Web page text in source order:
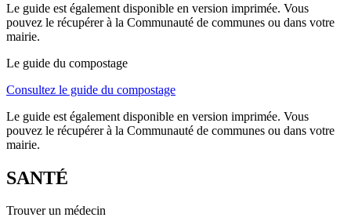
Le guide est également disponible en version imprimée. Vous
pouvez le récupérer à la Communauté de communes ou dans votre
mairie.
Le guide du compostage
Consultez le guide du compostage
Le guide est également disponible en version imprimée. Vous
pouvez le récupérer à la Communauté de communes ou dans votre
mairie.
SANTÉ
Trouver un médecin